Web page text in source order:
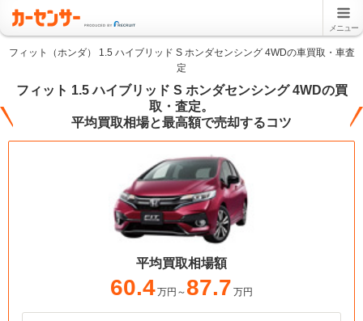
メニュー
フィット（ホンダ） 1.5 ハイブリッド S ホンダセンシング 4WDの車買取・車査
定
フィット 1.5 ハイブリッド S ホンダセンシング 4WDの買
取・査定。
平均買取相場と最高額で売却するコツ
平均買取相場額
60.4万円～ 87.7 万円